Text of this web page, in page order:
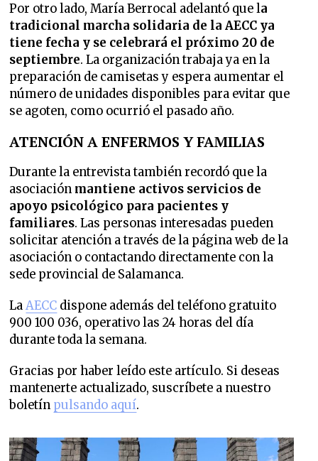
Por otro lado, María Berrocal adelantó que la
tradicional marcha solidaria de la AECC ya
tiene fecha y se celebrará el próximo 20 de
septiembre. La organización trabaja ya en la
preparación de camisetas y espera aumentar el
número de unidades disponibles para evitar que
se agoten, como ocurrió el pasado año.
ATENCIÓN A ENFERMOS Y FAMILIAS
Durante la entrevista también recordó que la
asociación mantiene activos servicios de
apoyo psicológico para pacientes y
familiares. Las personas interesadas pueden
solicitar atención a través de la página web de la
asociación o contactando directamente con la
sede provincial de Salamanca.
LaAECC dispone además del teléfono gratuito
900 100 036, operativo las 24 horas del día
durante toda la semana.
Gracias por haber leído este artículo. Si deseas
mantenerte actualizado, suscríbete a nuestro
boletín pulsando aquí.